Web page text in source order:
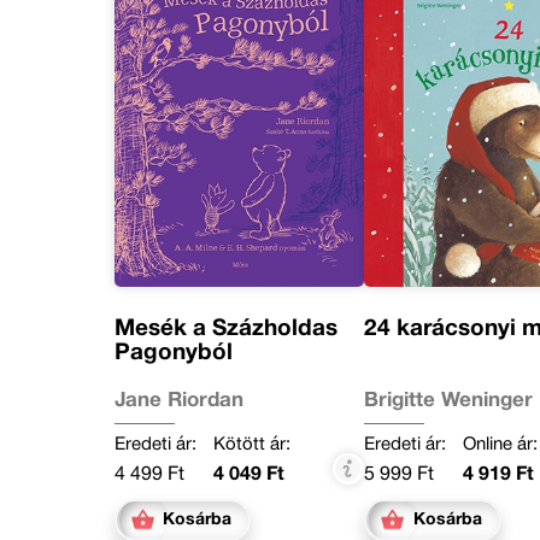
Mesék a Százholdas
Pagonyból
Jane Riordan
Eredeti ár:
4 499 Ft
Kötött ár:
4 049 Ft
Kosárba
24 karácsonyi
Brigitte Weninger
Eredeti ár:
5 999 Ft
Online ár:
4 919 Ft
Kosárba